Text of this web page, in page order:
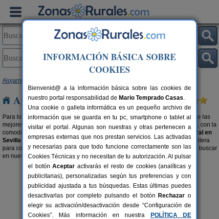
Alojamientos
Apartamentos Rurales en Sevilla
Para los amantes al turismo rural, este tipo de alojamiento es elegir una de las
mejores opciones para disfrutar de un ambiente natural, idílico y tranquilo, con la
comodidad de estar como en tu propia casa.
Alquilar un apartamento rural en
Sevillaes la mejor manera disfrutar de una escapada económica y placentera
para conseguir unas vacaciones de ensueño. También te recomendamos buscar
en nuestra selección deComplejos Rurales en Sevilla.
INFORMACIÓN BÁSICA SOBRE
COOKIES
Bienvenid@ a la información básica sobre las cookies de
nuestro portal responsabilidad de Mario Temprado Casas.
Una cookie o galleta informática es un pequeño archivo de
información que se guarda en tu pc, smartphone o tablet al
visitar el portal. Algunas son nuestras y otras pertenecen a
empresas externas que nos prestan servicios. Las activadas
y necesarias para que todo funcione correctamente son las
Cookies Técnicas y no necesitan de tu autorización. Al pulsar
el botónAceptar activarás el resto de cookies (analíticas y
publicitarias), personalizadas según tus preferencias y con
publicidad ajustada a tus búsquedas. Estas últimas puedes
desactivarlas por completo pulsando el botón Rechazar o
elegir su activación/desactivación desde “Configuración de
Cookies”. Más información en nuestra
POLÍTICA DE